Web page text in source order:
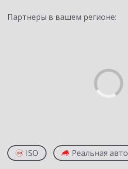
Партнеры в вашем регионе:
ISO Реальная